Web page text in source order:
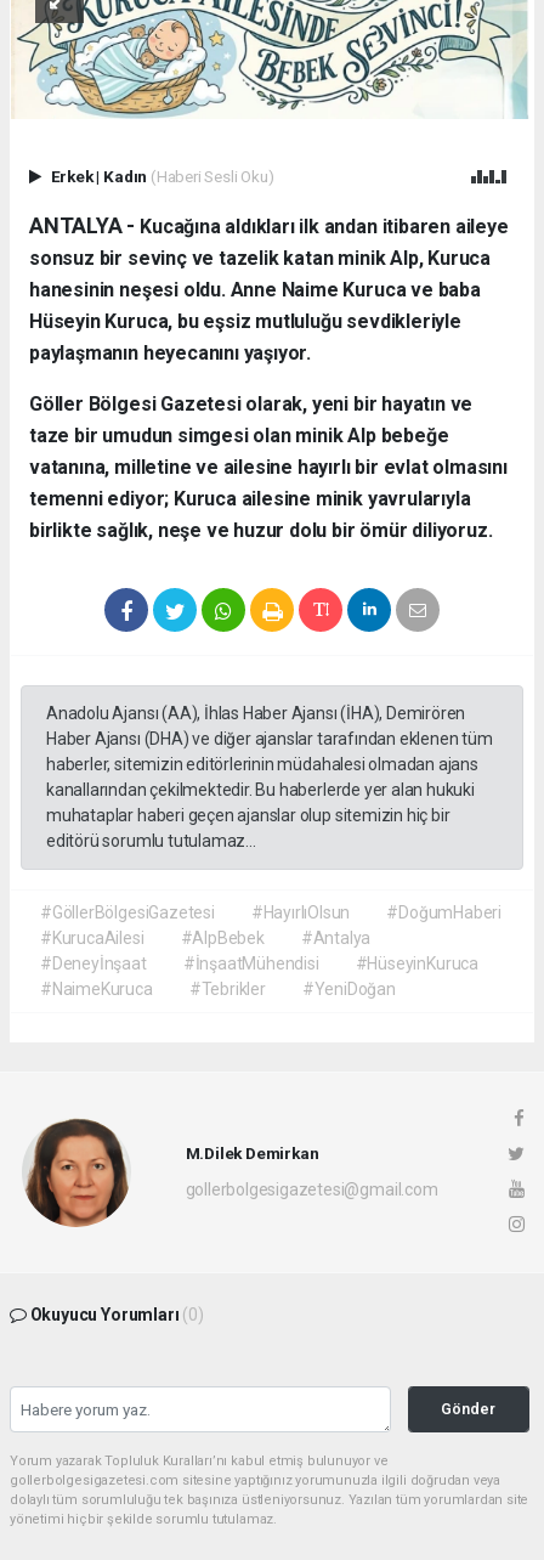
Erkek| Kadın (Haberi Sesli Oku)
ANTALYA - ​ Kucağına aldıkları ilk andan itibaren aileye
sonsuz bir sevinç ve tazelik katan minik Alp, Kuruca
hanesinin neşesi oldu. Anne Naime Kuruca ve baba
Hüseyin Kuruca, bu eşsiz mutluluğu sevdikleriyle
paylaşmanın heyecanını yaşıyor.
​Göller Bölgesi Gazetesi olarak, yeni bir hayatın ve
taze bir umudun simgesi olan minik Alp bebeğe
vatanına, milletine ve ailesine hayırlı bir evlat olmasını
temenni ediyor; Kuruca ailesine minik yavrularıyla
birlikte sağlık, neşe ve huzur dolu bir ömür diliyoruz.
Anadolu Ajansı (AA), İhlas Haber Ajansı (İHA), Demirören
Haber Ajansı (DHA) ve diğer ajanslar tarafından eklenen tüm
haberler, sitemizin editörlerinin müdahalesi olmadan ajans
kanallarından çekilmektedir. Bu haberlerde yer alan hukuki
muhataplar haberi geçen ajanslar olup sitemizin hiç bir
editörü sorumlu tutulamaz...
#GöllerBölgesiGazetesi #HayırlıOlsun
#DoğumHaberi
#KurucaAilesi
#AlpBebek
#Antalya
#Deneyİnşaat
#İnşaatMühendisi
#HüseyinKuruca
#NaimeKuruca
#Tebrikler #YeniDoğan
M.Dilek Demirkan
gollerbolgesigazetesi@gmail.com
Okuyucu Yorumları (0)
Gönder
Yorum yazarak Topluluk Kuralları’nı kabul etmiş bulunuyor ve
gollerbolgesigazetesi.com sitesine yaptığınız yorumunuzla ilgili doğrudan veya
dolaylı tüm sorumluluğu tek başınıza üstleniyorsunuz. Yazılan tüm yorumlardan site
yönetimi hiçbir şekilde sorumlu tutulamaz.